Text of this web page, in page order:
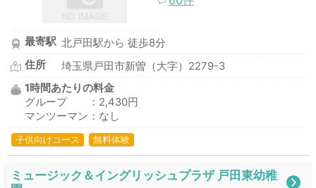
最寄駅 北戸田駅から 徒歩8分
住所
埼玉県戸田市新曽（大字）2279-3
1時間あたりの料金
グループ ：2,430円
マンツーマン：なし
子供向けコース 無料体験
ミュージック＆イングリッシュプラザ 戸田東幼稚